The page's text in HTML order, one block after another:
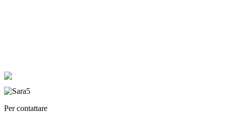
Per contattare